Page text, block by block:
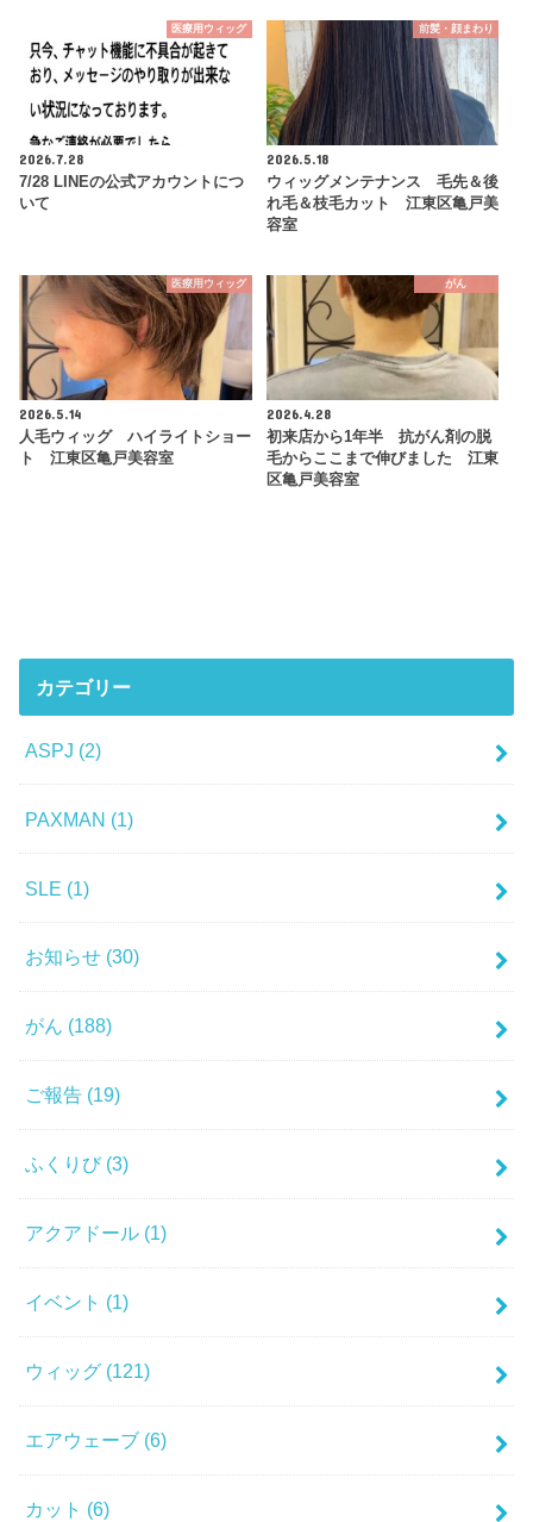
医療用ウィッグ
2026.7.28
7/28 LINEの公式アカウントにつ
いて
前髪・顔まわり
2026.5.18
ウィッグメンテナンス 毛先＆後
れ毛＆枝毛カット 江東区亀戸美
容室
医療用ウィッグ
2026.5.14
人毛ウィッグ ハイライトショー
ト 江東区亀戸美容室
がん
2026.4.28
初来店から1年半 抗がん剤の脱
毛からここまで伸びました 江東
区亀戸美容室
カテゴリー
ASPJ (2)
PAXMAN (1)
SLE (1)
お知らせ (30)
がん (188)
ご報告 (19)
ふくりび (3)
アクアドール (1)
イベント (1)
ウィッグ (121)
エアウェーブ (6)
カット (6)